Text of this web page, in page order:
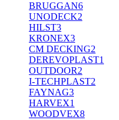
BRUGGAN6
UNODECK2
HILST3
KRONEX3
CM DECKING2
DEREVOPLAST1
OUTDOOR2
I-TECHPLAST2
FAYNAG3
HARVEX1
WOODVEX8